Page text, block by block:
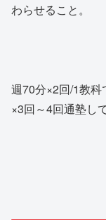
わらせること。
週70分×2回/1教
×3回～4回通塾し